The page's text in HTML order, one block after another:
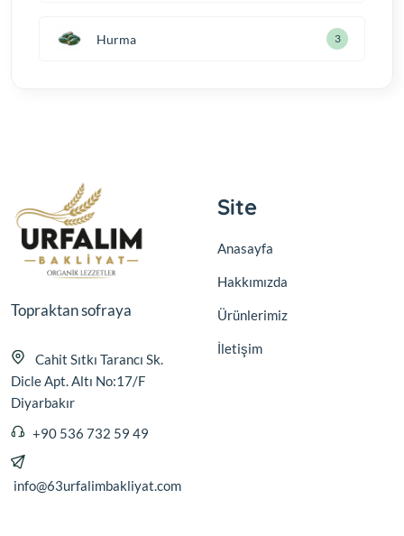
Hurma 3
Topraktan sofraya
Cahit Sıtkı Tarancı Sk.
Dicle Apt. Altı No:17/F
Diyarbakır
+90 536 732 59 49
info@63urfalimbakliyat.com
Site
Anasayfa
Hakkımızda
Ürünlerimiz
İletişim